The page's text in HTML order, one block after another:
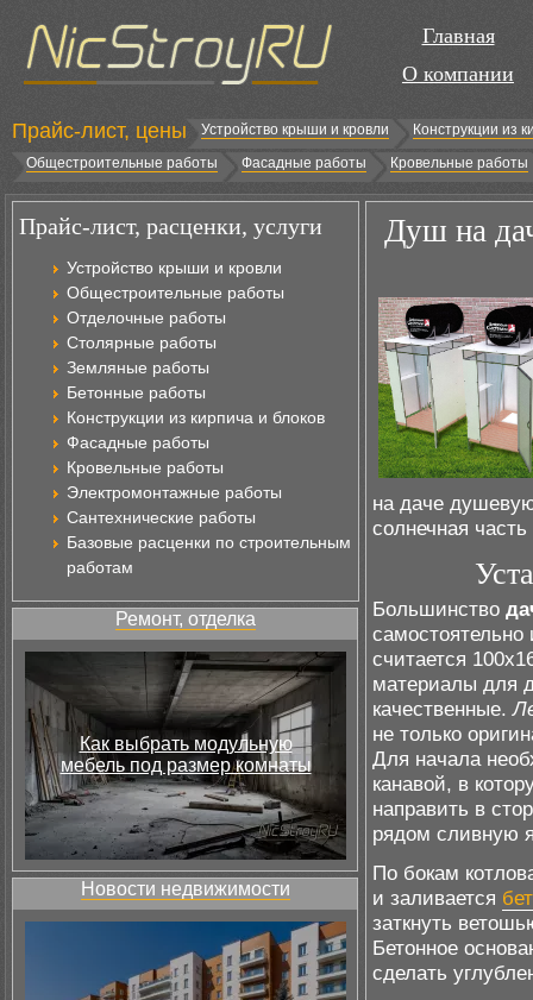
Главная
О компании
Прайс-лист, цены Устройство крыши и кровли
Конструкции из
Общестроительные работы
Фасадные работы Кровельные работы
Прайс-лист, расценки, услуги
Устройство крыши и кровли
Общестроительные работы
Отделочные работы
Столярные работы
Земляные работы
Бетонные работы
Конструкции из кирпича и блоков
Фасадные работы
Кровельные работы
Электромонтажные работы
Сантехнические работы
Базовые расценки по строительным
работам
Ремонт, отделка
Как выбрать модульную
мебель под размер комнаты
Новости недвижимости
Душ на
на даче
солнечная часть
Большинство
считается
материалы для
качественные.
не только
Для начала
канавой, в
направить в
рядом сливную
По бокам
и заливается
заткнуть
Бетонное
сделать